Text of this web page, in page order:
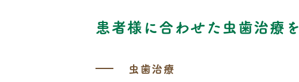
患者様に合わせた虫歯治療を
虫歯治療